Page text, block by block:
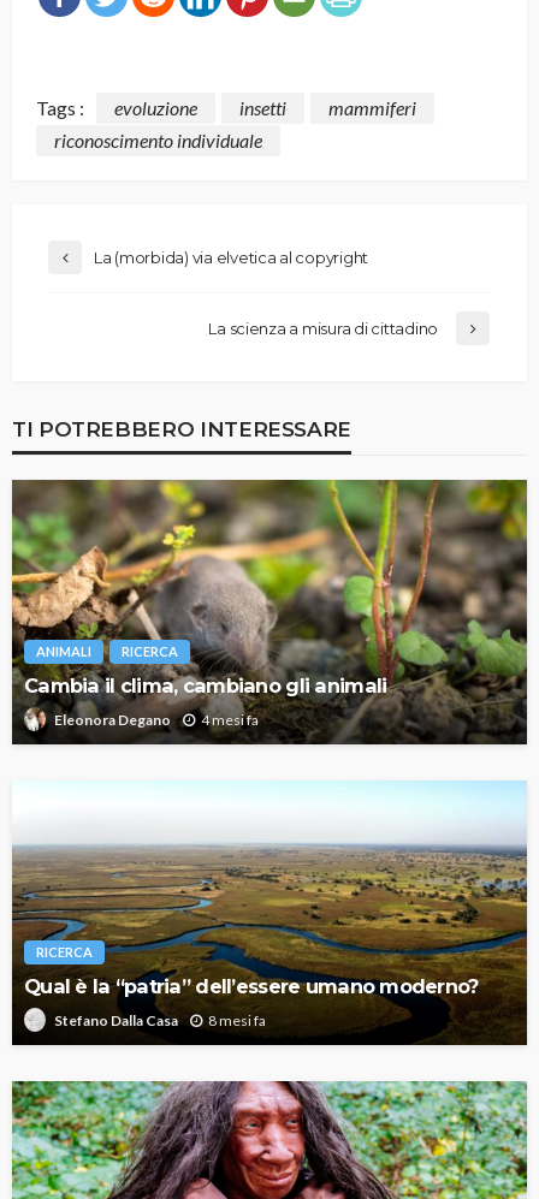
Tags : evoluzione insetti
mammiferi
riconoscimento individuale
La (morbida) via elvetica al copyright
La scienza a misura di cittadino
TI POTREBBERO INTERESSARE
ANIMALI RICERCA
Cambia il clima, cambiano gli animali
Eleonora Degano 4 mesi fa
RICERCA
Qual è la “patria” dell’essere umano moderno?
Stefano Dalla Casa 8 mesi fa